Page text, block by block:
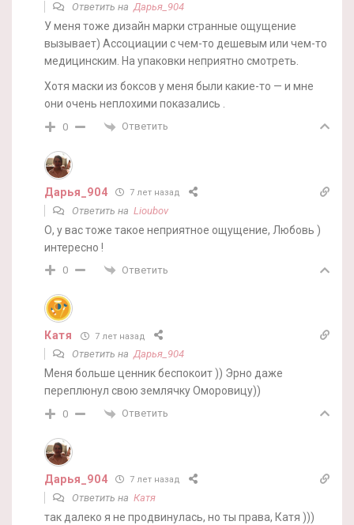
Ответить наДарья_904
У меня тоже дизайн марки странные ощущение
вызывает) Ассоциации с чем-то дешевым или чем-то
медицинским. На упаковки неприятно смотреть.
Хотя маски из боксов у меня были какие-то — и мне
они очень неплохими показались .
0 Ответить
Дарья_904 7 лет назад
Ответить на Lioubov
О, у вас тоже такое неприятное ощущение, Любовь )
интересно !
0 Ответить
Катя 7 лет назад
Ответить наДарья_904
Меня больше ценник беспокоит )) Эрно даже
переплюнул свою землячку Оморовицу))
0 Ответить
Дарья_904 7 лет назад
Ответить на Катя
так далеко я не продвинулась, но ты права, Катя )))